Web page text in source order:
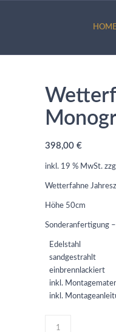
HOME
398,00€
inkl. 19 % MwSt.
Wetterfahne
Höhe 50cm
Sonderanfertigung
Edelstahl
sandgestrahlt
einbrennlackiert
inkl.
inkl.